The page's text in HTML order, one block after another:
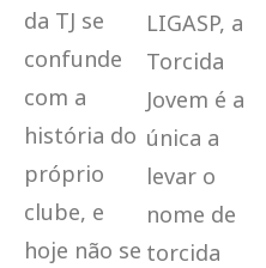
da TJ se
confunde
com a
história do
próprio
clube, e
hoje não se
LIGASP, a
Torcida
Jovem é a
única a
levar o
nome de
torcida